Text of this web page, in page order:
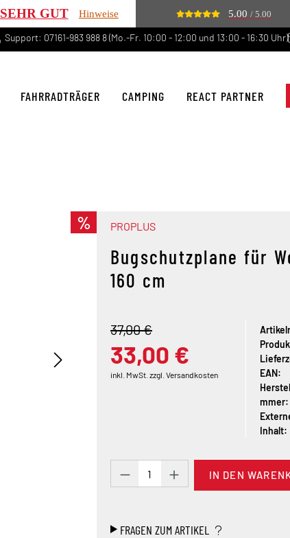
SEHR GUT Hinweise 5.00/ 5.00
Support: 07161-983 988 8 (Mo.-Fr. 10:00 - 12:00 und 13:00 - 16:30 Uhr)
FAHRRADTRÄGER CAMPING REACT PARTNER
PROPLUS
%
Bugschutzplane für
160 cm
33,00 €
37,00 €
inkl. MwSt. zzgl. Versandkosten
EAN:
mmer:
Inhalt:
Produkt Anzahl: Gib
IN DEN
FRAGEN ZUM ARTIKEL